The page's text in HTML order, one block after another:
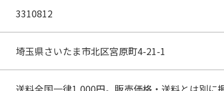
3310812
埼玉県さいたま市北区宮原町4-21-1